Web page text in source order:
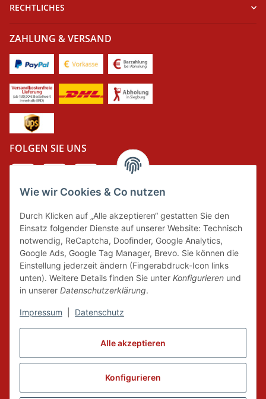
Alle akzeptieren
Konfigurieren
Wie wir Cookies & Co nutzen
Durch Klicken auf „Alle akzeptieren“ gestatten Sie den
Einsatz folgender Dienste auf unserer Website: Technisch
notwendig, ReCaptcha, Doofinder, Google Analytics,
Google Ads, Google Tag Manager, Brevo. Sie können die
Einstellung jederzeit ändern (Fingerabdruck-Icon links
unten). Weitere Details finden Sie unter Konfigurieren und
in unserer Datenschutzerklärung.
Impressum Datenschutz
RECHTLICHES
ZAHLUNG & VERSAND
FOLGEN SIE UNS
Wir tragen Verantwortung und erfüllen unsere
Pflichten zur Systembeteiligung nach dem
Verpackungsgesetz.
FAIRCOMMERCE
Wir sind seit 04.12.2015 Mitglied der Initiative
Vertrag widerrufen